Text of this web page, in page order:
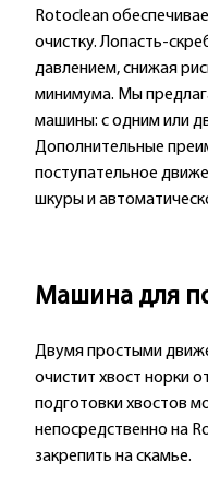
Rotoclean
очистку. Лопасть-
давлением, снижая
минимума. Мы
машины: с одним или
Дополнительные
поступательное
шкуры и
Машина для
Двумя простыми
очистит хвост норки
подготовки хвостов
непосредственно на
закрепить на скамье.